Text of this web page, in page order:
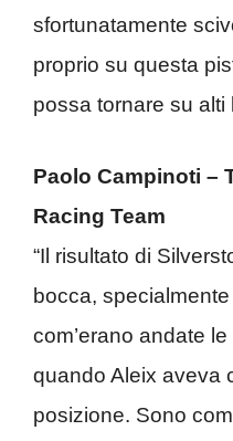
sfortunatamente
proprio su questa
possa tornare su alti
Paolo Campinoti –
Racing Team
“Il risultato di
bocca,
com’erano andate
quando Aleix aveva
posizione. Sono